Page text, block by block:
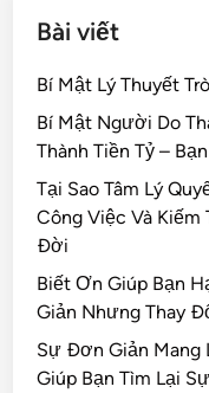
Bài viết
Bí Mật Lý Thuyết
Bí Mật Người Do
Thành Tiền Tỷ –
Tại Sao Tâm Lý
Công Việc Và Kiếm
Đời
Biết Ơn Giúp Bạn
Giản Nhưng Thay
Sự Đơn Giản Mang
Giúp Bạn Tìm Lại